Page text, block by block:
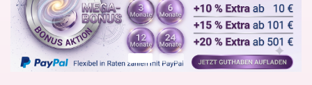
Kartenlegen Gratisgespräch
Gästebuch